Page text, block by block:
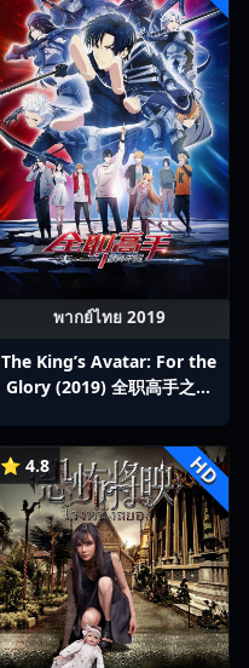
พากย์ไทย 2019
The King’s Avatar: For the
Glory (2019) 全职高手之巅
⭐ 4.8 HD